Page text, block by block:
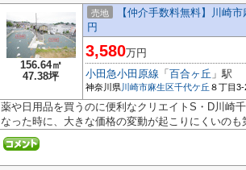
156.64㎡
47.38坪
売地
【仲介手数料無料】川崎
円
3,580万円
小田急小田原線 「 百合ヶ丘 」駅
神奈川県川崎市麻生区千代ケ丘 ８丁目3-
薬や日用品を買うのに便利なクリエイトS・D川崎
なった時に、大きな価格の変動が起こりにくいの